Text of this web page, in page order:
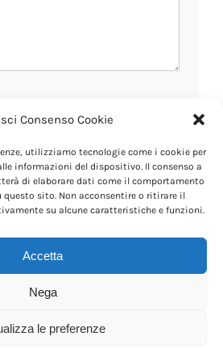
Consenso Cookie
utilizziamo tecnologie come i cookie per
informazioni del dispositivo. Il consenso a
di elaborare dati come il comportamento
sito. Non acconsentire o ritirare il
su alcune caratteristiche e funzioni.
Accetta
Nega
le preferenze